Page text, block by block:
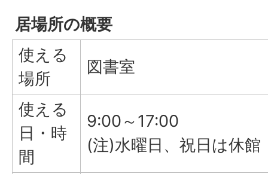
居場所の概要
使える
場所
図書室
使える
日・時
間
9:00～17:00
(注)水曜日、祝日は休館